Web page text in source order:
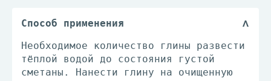
Способ применения
Необходимое количество глины развести
тёплой водой до состояния густой
сметаны. Нанести глину на очищенную